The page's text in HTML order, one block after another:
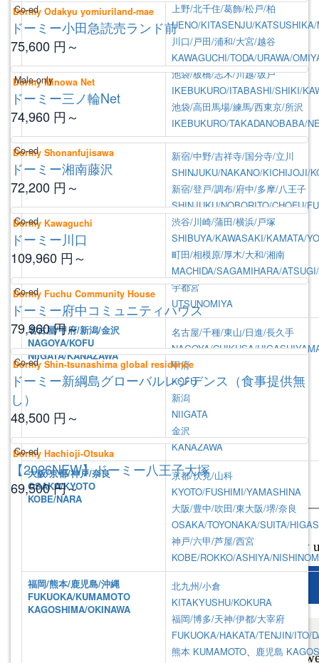
上野/北千住/葛飾/松戸/柏
UENO/KITASENJU/
川口/戸田/浦和/大宮/越谷
KAWAGUCHI/TODA/URAWA/
池袋/板橋/志木/川越/坂戸
IKEBUKURO/ITABASHI/SHIKI/
池袋/高田馬場/練馬/西東京/所沢
IKEBUKURO/TAKADANOBABA/
NISHITOKYO/TOKOROZAWA
新宿/中野/吉祥寺/国分寺/立川
SHINJUKU/NAKANO/KICHIJOJI/
新宿/登戸/調布/府中/多摩/八王子
SHINJUKU/NOBORITO/CHOFU/
渋谷/川崎/蒲田/横浜/戸塚
SHIBUYA/KAWASAKI/KAMATA/
町田/相模原/厚木/大和/湘南
MACHIDA/SAGAMIHARA/
宇都宮
UTSUNOMIYA
名古屋/甲府/新潟/金沢
NAGOYA/KOFU
NIIGATA/KANAZAWA
名古屋/千種/東山/日進/長久手
NAGOYA/CHIKUSA/
甲府
KOFU
新潟
NIIGATA
金沢
KANAZAWA
大阪/京都/神戸/奈良
OSAKA/KYOTO
KOBE/NARA
京都/伏見/山科
KYOTO/FUSHIMI/YAMASHINA
大阪/豊中/吹田/東大阪/堺/奈良
OSAKA/TOYONAKA/SUITA/
神戸/六甲/芦屋/西宮
KOBE/ROKKO/ASHIYA/
福岡/熊本/鹿児島/沖縄
FUKUOKA/KUMAMOTO
KAGOSHIMA/OKINAWA
北九州/小倉
KITAKYUSHU/KOKURA
福岡/博多/天神/伊都/大宰府
FUKUOKA/HAKATA/TENJIN/ITO/
熊本 KUMAMOTO、 鹿児島
Co-ed
Dormy Odakyu yomiuriland-mae
ドーミー小田急読売ランド前
75,600 円～
Male-only
Dormy Minowa Net
ドーミー三ノ輪Net
74,960 円～
Co-ed
Dormy Shonanfujisawa
ドーミー湘南藤沢
72,200 円～
Co-ed
Dormy Kawaguchi
ドーミー川口
109,960 円～
Co-ed
Dormy Fuchu Community House
ドーミー府中コミュニティハウス
79,960円～
Co-ed
Dormy Shin-tsunashima global residence
ドーミー新綱島グローバルレジデンス（食事提供無
し）
48,500 円～
Co-ed
Dormy Hachioji-Otsuka
【2026NEW】ドーミー八王子大塚
69,500円～